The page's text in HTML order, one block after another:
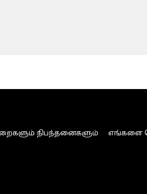
நிபந்தனைகளும் எங்களை